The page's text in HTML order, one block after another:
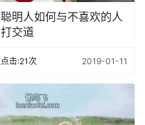
聪明人如何与不喜欢的人
打交道
点击:21次 2019-01-11